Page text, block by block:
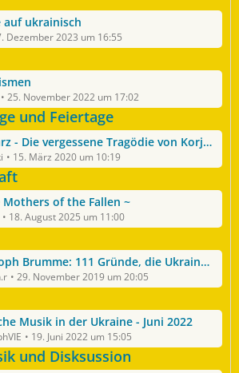
auf ukrainisch
Dezember 2023 um 16:55
25. November 2022 um 17:02
und Feiertage
- Die vergessene Tragödie von Korjukiwka
15. März 2020 um 10:19
Mothers of the Fallen ~
18. August 2025 um 11:00
Brumme: 111 Gründe, die Ukraine zu lieben
29. November 2019 um 20:05
Musik in der Ukraine - Juni 2022
19. Juni 2022 um 15:05
und Disksussion